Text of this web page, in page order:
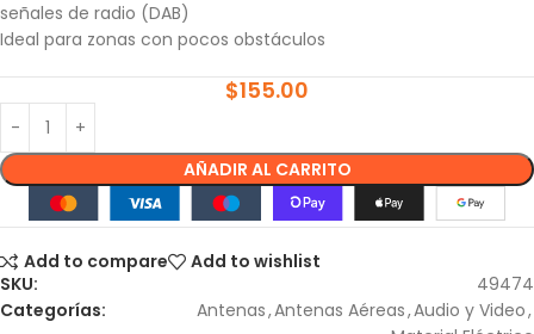
señales de radio (DAB)
Ideal para zonas con pocos obstáculos
$155.00
AÑADIR AL CARRITO
Add to compare
Add to wishlist
SKU:
49474
Categorías:
Antenas,Antenas Aéreas,Audio y Video,